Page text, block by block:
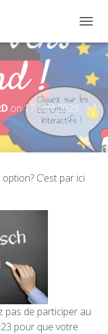
É
P
I
E
R
L
N
A
collège
on17 avril 2023
C’est par ici
pas de participer au
pour que votre